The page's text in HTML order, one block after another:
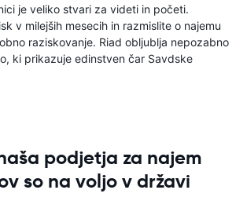
je veliko stvari za videti in početi.
v milejših mesecih in razmislite o najemu
raziskovanje. Riad obljublja nepozabno
ki prikazuje edinstven čar Savdske
podjetja za najem
so na voljo v državi